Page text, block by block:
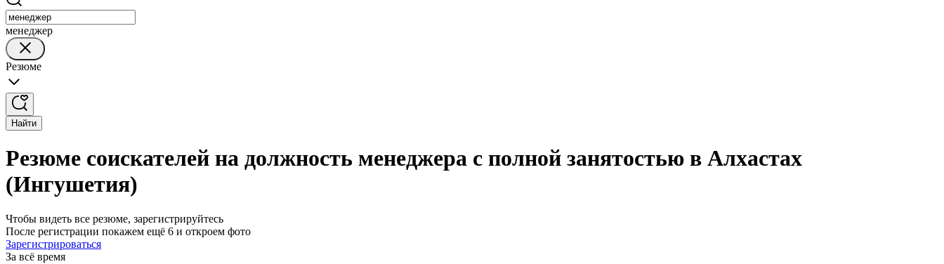
менеджер
Резюме
Найти
Резюме соискателей на должность менеджера с полной занятостью в Алхастах
(Ингушетия)
Чтобы видеть все резюме, зарегистрируйтесь
После регистрации покажем ещё 6 и откроем фото
Зарегистрироваться
За всё время